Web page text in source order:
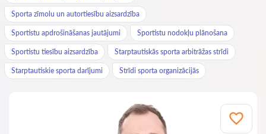
Sporta zīmolu un autortiesību aizsardzība
Sportistu apdrošināšanas jautājumi Sportistu nodokļu plānošana
Sportistu tiesību aizsardzība Starptautiskās sporta arbitrāžas strīdi
Starptautiskie sporta darījumi Strīdi sporta organizācijās